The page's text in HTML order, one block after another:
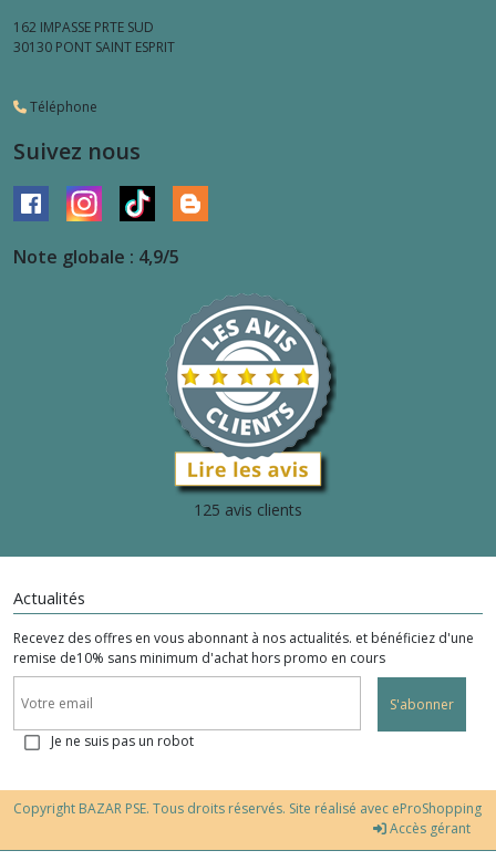
162 IMPASSE PRTE SUD
30130 PONT SAINT ESPRIT
Téléphone
Suivez nous
Note globale : 4,9/5
125 avis clients
Actualités
Recevez des offres en vous abonnant à nos actualités. et bénéficiez d'une
remise de10% sans minimum d'achat hors promo en cours
S'abonner
Je ne suis pas un robot
Copyright BAZAR PSE. Tous droits réservés. Site réalisé avec eProShopping
Accès gérant